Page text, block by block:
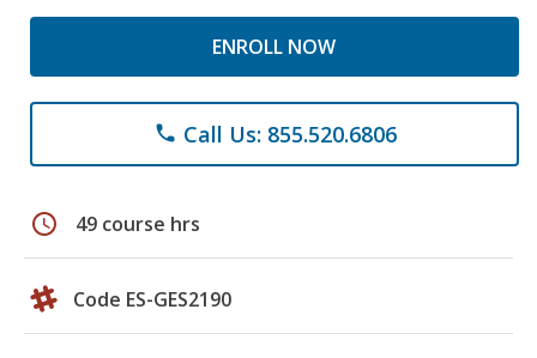
ENROLL NOW
phone Call Us: 855.520.6806
schedule 49 course hrs
Code ES-GES2190